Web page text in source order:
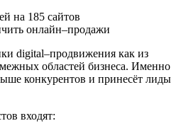
на 185 сайтов
онлайн–продажи
digital–продвижения как из
областей бизнеса. Именно
конкурентов и принесёт лиды
входят: